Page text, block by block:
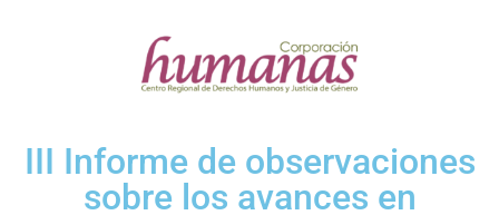
III Informe de observaciones
sobre los avances en